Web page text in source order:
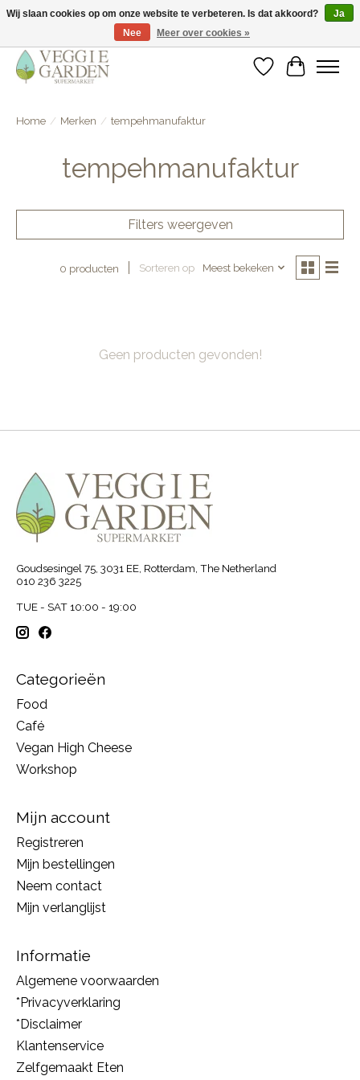
vegan & veggie products | free store pick-up
Verlanglijst
Home / Merken / tempehmanufaktur
tempehmanufaktur
Filters weergeven
0 producten Sorteren op Meest bekeken
Geen producten gevonden!
Goudsesingel 75, 3031 EE, Rotterdam, The Netherland
010 236 3225
TUE - SAT 10:00 - 19:00
Categorieën
Food
Café
Vegan High Cheese
Workshop
Mijn account
Registreren
Mijn bestellingen
Neem contact
Mijn verlanglijst
Informatie
Algemene voorwaarden
*Privacyverklaring
*Disclaimer
Klantenservice
Zelfgemaakt Eten
Wij slaan cookies op om onze website te verbeteren. Is dat akkoord?
Ja
Nee
Meer over cookies »